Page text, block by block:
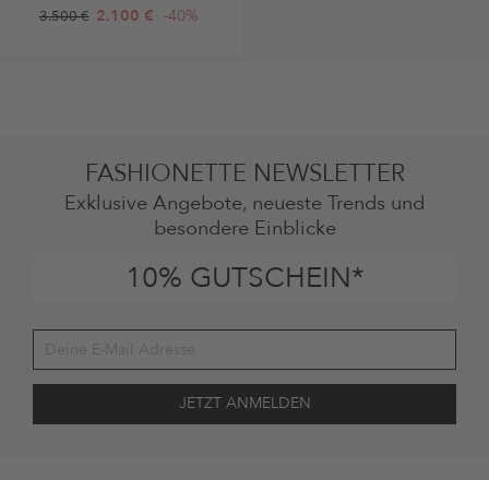
3.500 € 2.100 € -40%
FASHIONETTE NEWSLETTER
Exklusive Angebote, neueste Trends und
besondere Einblicke
10% GUTSCHEIN*